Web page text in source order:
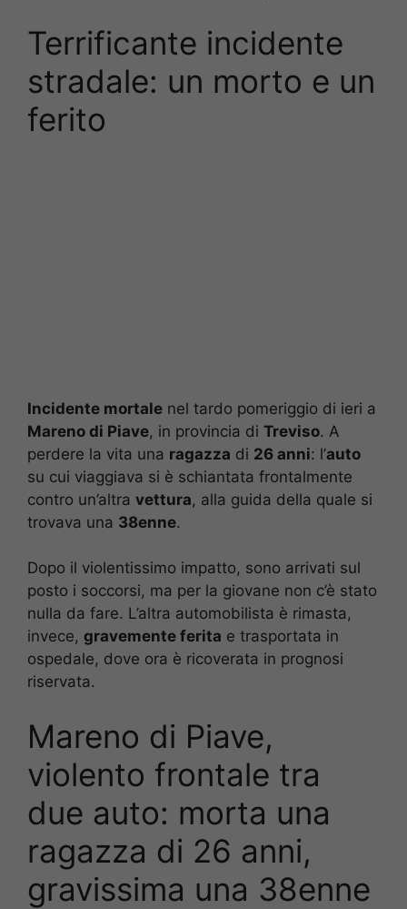
Terrificante incidente
stradale: un morto e un
ferito
Incidente mortale nel tardo pomeriggio di ieri a
Mareno di Piave, in provincia di Treviso. A
perdere la vita una ragazza di 26 anni: l’auto
su cui viaggiava si è schiantata frontalmente
contro un’altra vettura, alla guida della quale si
trovava una 38enne.
Dopo il violentissimo impatto, sono arrivati sul
posto i soccorsi, ma per la giovane non c’è stato
nulla da fare. L’altra automobilista è rimasta,
invece, gravemente ferita e trasportata in
ospedale, dove ora è ricoverata in prognosi
riservata.
Mareno di Piave,
violento frontale tra
due auto: morta una
ragazza di 26 anni,
gravissima una 38enne